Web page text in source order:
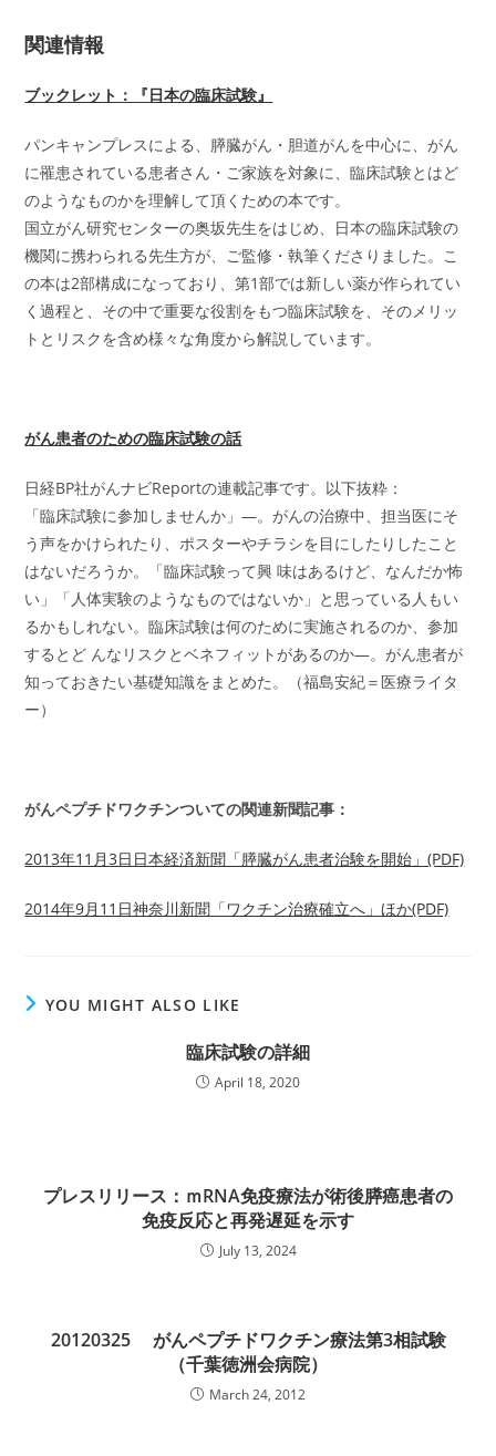
関連情報
ブックレット：『日本の臨床試験』
パンキャンプレスによる、膵臓がん・胆道がんを中心に、がん
に罹患されている患者さん・ご家族を対象に、臨床試験とはど
のようなものかを理解して頂くための本です。
国立がん研究センターの奥坂先生をはじめ、日本の臨床試験の
機関に携わられる先生方が、ご監修・執筆くださりました。こ
の本は2部構成になっており、第1部では新しい薬が作られてい
く過程と、その中で重要な役割をもつ臨床試験を、そのメリッ
トとリスクを含め様々な角度から解説しています。
がん患者のための臨床試験の話
日経BP社がんナビReportの連載記事です。以下抜粋：
「臨床試験に参加しませんか」―。がんの治療中、担当医にそ
う声をかけられたり、ポスターやチラシを目にしたりしたこと
はないだろうか。「臨床試験って興 味はあるけど、なんだか怖
い」「人体実験のようなものではないか」と思っている人もい
るかもしれない。臨床試験は何のために実施されるのか、参加
するとど んなリスクとベネフィットがあるのか―。がん患者が
知っておきたい基礎知識をまとめた。（福島安紀＝医療ライタ
ー）
がんペプチドワクチンついての関連新聞記事：
2013年11月3日日本経済新聞「膵臓がん患者治験を開始」(PDF)
2014年9月11日神奈川新聞「ワクチン治療確立へ」ほか(PDF)
YOU MIGHT ALSO LIKE
臨床試験の詳細
April 18, 2020
プレスリリース：ｍRNA免疫療法が術後膵癌患者の
免疫反応と再発遅延を示す
July 13, 2024
20120325 がんペプチドワクチン療法第3相試験
（千葉徳洲会病院）
March 24, 2012